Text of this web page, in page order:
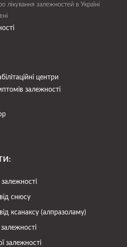
лікування залежностей в Україні
центри
залежності
залежності
снюсу
ксанаксу (алпразоламу)
залежності